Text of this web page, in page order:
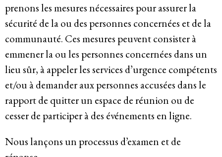
prenons les mesures nécessaires pour assurer la
sécurité de la ou des personnes concernées et de la
communauté. Ces mesures peuvent consister à
emmener la ou les personnes concernées dans un
lieu sûr, à appeler les services d’urgence compétents
et/ou à demander aux personnes accusées dans le
rapport de quitter un espace de réunion ou de
cesser de participer à des événements en ligne.
Nous lançons un processus d’examen et de